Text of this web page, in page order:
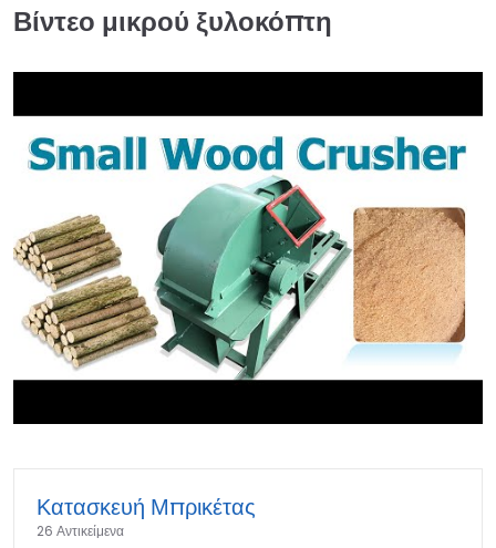
Βίντεο μικρού ξυλοκόπτη
Κατασκευή Μπρικέτας
26 Αντικείμενα